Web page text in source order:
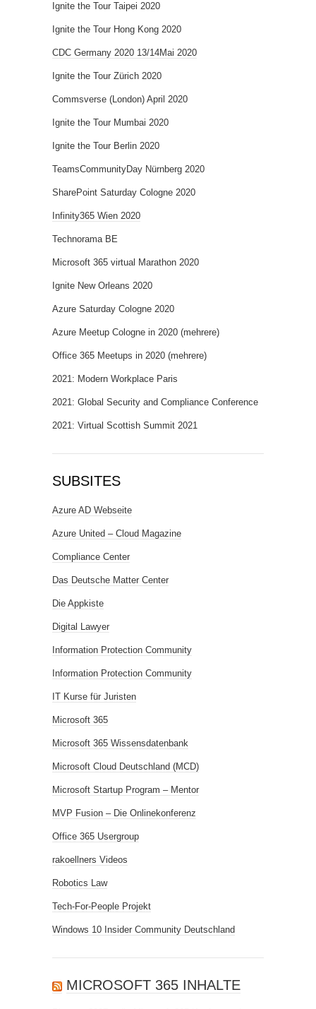
Ignite the Tour Taipei 2020
Ignite the Tour Hong Kong 2020
CDC Germany 2020 13/14Mai 2020
Ignite the Tour Zürich 2020
Commsverse (London) April 2020
Ignite the Tour Mumbai 2020
Ignite the Tour Berlin 2020
TeamsCommunityDay Nürnberg 2020
SharePoint Saturday Cologne 2020
Infinity365 Wien 2020
Technorama BE
Microsoft 365 virtual Marathon 2020
Ignite New Orleans 2020
Azure Saturday Cologne 2020
Azure Meetup Cologne in 2020 (mehrere)
Office 365 Meetups in 2020 (mehrere)
2021: Modern Workplace Paris
2021: Global Security and Compliance Conference
2021: Virtual Scottish Summit 2021
SUBSITES
Azure AD Webseite
Azure United – Cloud Magazine
Compliance Center
Das Deutsche Matter Center
Die Appkiste
Digital Lawyer
Information Protection Community
Information Protection Community
IT Kurse für Juristen
Microsoft 365
Microsoft 365 Wissensdatenbank
Microsoft Cloud Deutschland (MCD)
Microsoft Startup Program – Mentor
MVP Fusion – Die Onlinekonferenz
Office 365 Usergroup
rakoellners Videos
Robotics Law
Tech-For-People Projekt
Windows 10 Insider Community Deutschland
MICROSOFT 365 INHALTE